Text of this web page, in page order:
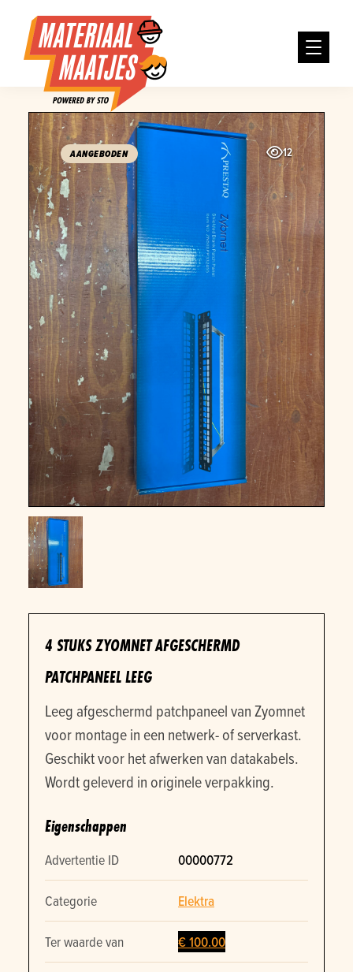
12
AANGEBODEN
4 STUKS ZYOMNET AFGESCHERMD
PATCHPANEEL LEEG
Leeg afgeschermd patchpaneel van Zyomnet
voor montage in een netwerk- of serverkast.
Geschikt voor het afwerken van datakabels.
Wordt geleverd in originele verpakking.
Eigenschappen
Advertentie ID 00000772
Categorie Elektra
Ter waarde van € 100.00